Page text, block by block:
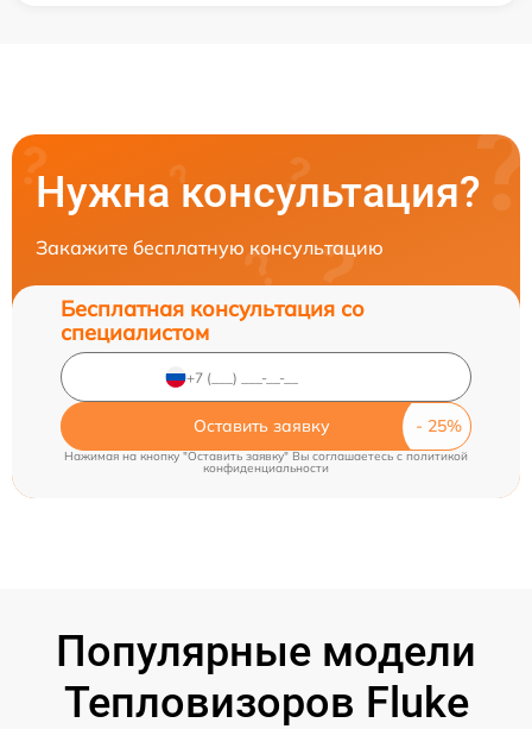
Нужна консультация?
Закажите бесплатную консультацию
Бесплатная консультация со
специалистом
Оставить заявку
Нажимая на кнопку "Оставить заявку" Вы соглашаетесь cполитикой
конфиденциальности
Популярные модели
Тепловизоров Fluke